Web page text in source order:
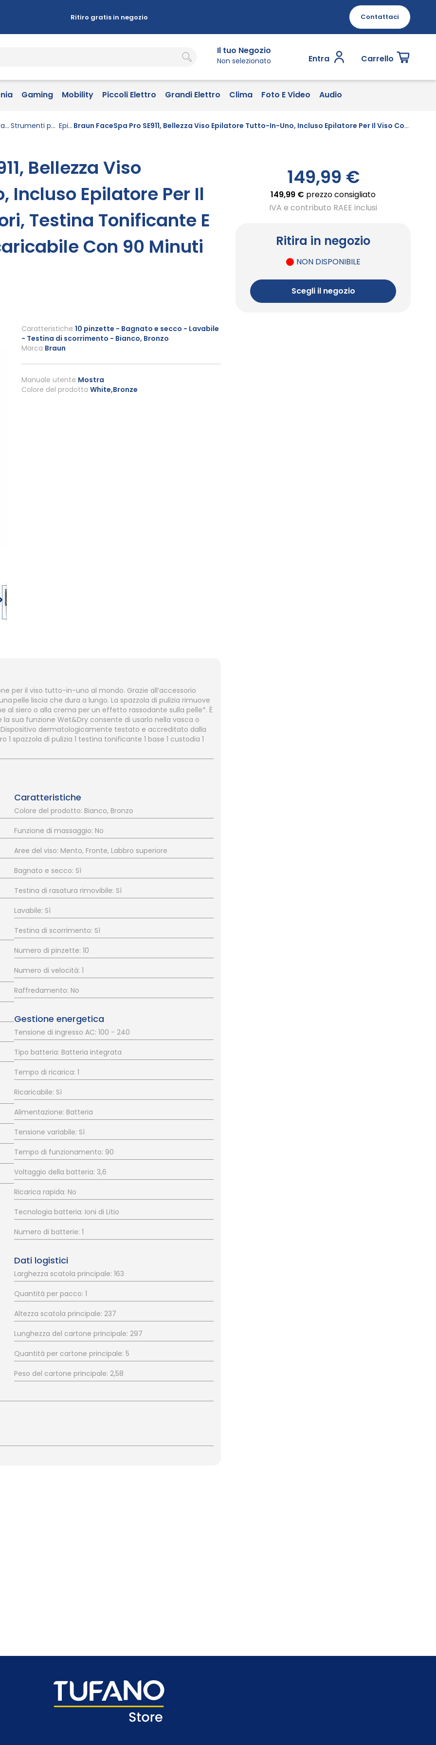
Ritiro gratis in negozio Contattaci
Il tuo Negozio
Non selezionato Entra Carrello
Gaming Mobility Piccoli Elettro Grandi Elettro Clima Foto E Video Audio
Strumenti per la rasatura e la depilazione Strumenti per la depilazione Epilatori Braun FaceSpa Pro SE911, Bellezza Viso Epilatore Tutto-In-Uno, Incluso Epilatore Per Il Viso Con Dieci Micro Fori, Testina Tonificante E Spazzola Di Pulizia, Ricaricabile Con 90 Minuti Di Uso Senza Fili
Bellezza Viso
Incluso Epilatore Per Il
Testina Tonificante E
Con 90 Minuti
149,99 €
149,99 € prezzo consigliato
IVA e contributo RAEE inclusi
Ritira in negozio
NON DISPONIBILE
Scegli il negozio
Marca Braun
Manuale utente Mostra
Caratteristiche 10 pinzette - Bagnato e secco - Lavabile
- Testina di scorrimento - Bianco, Bronzo
Colore del prodotto White,Bronze
per il viso tutto-in-uno al mondo. Grazie all’accessorio
pelle liscia che dura a lungo. La spazzola di pulizia rimuove
siero o alla crema per un effetto rassodante sulla pelle*. È
sua funzione Wet&Dry consente di usarlo nella vasca o
dermatologicamente testato e accreditato dalla
1 spazzola di pulizia 1 testina tonificante 1 base 1 custodia 1
Caratteristiche
Colore del prodotto: Bianco, Bronzo
Funzione di massaggio: No
Aree del viso: Mento, Fronte, Labbro superiore
Bagnato e secco: Sì
Testina di rasatura rimovibile: Sì
Lavabile: Sì
Testina di scorrimento: Sì
Numero di pinzette: 10
Numero di velocità: 1
Raffredamento: No
Gestione energetica
Tensione di ingresso AC: 100 - 240
Tipo batteria: Batteria integrata
Tempo di ricarica: 1
Ricaricabile: Sì
Alimentazione: Batteria
Tensione variabile: Sì
Tempo di funzionamento: 90
Voltaggio della batteria: 3,6
Ricarica rapida: No
Tecnologia batteria: Ioni di Litio
Numero di batterie: 1
Dati logistici
Larghezza scatola principale: 163
Quantità per pacco: 1
Altezza scatola principale: 237
Lunghezza del cartone principale: 297
Quantità per cartone principale: 5
Peso del cartone principale: 2,58